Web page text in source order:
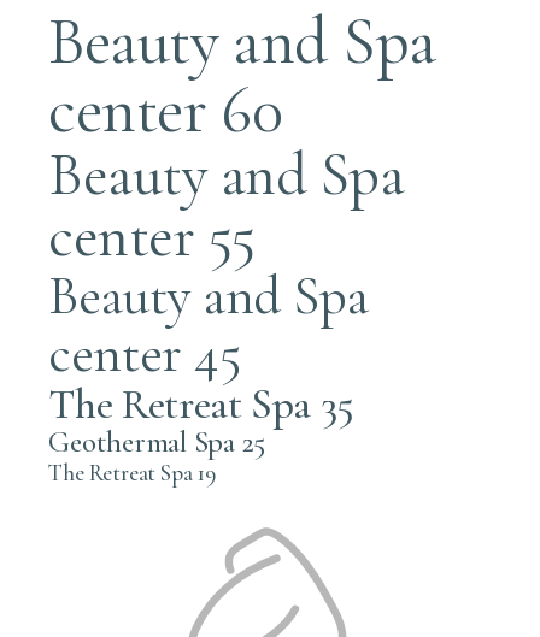
Beauty and Spa
center 60
Beauty and Spa
center 55
Beauty and Spa
center 45
The Retreat Spa 35
Geothermal Spa 25
The Retreat Spa 19